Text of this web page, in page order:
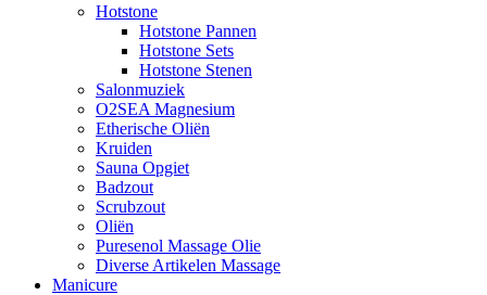
Hotstone
Hotstone Pannen
Hotstone Sets
Hotstone Stenen
Salonmuziek
O2SEA Magnesium
Etherische Oliën
Kruiden
Sauna Opgiet
Badzout
Scrubzout
Oliën
Puresenol Massage Olie
Diverse Artikelen Massage
Manicure